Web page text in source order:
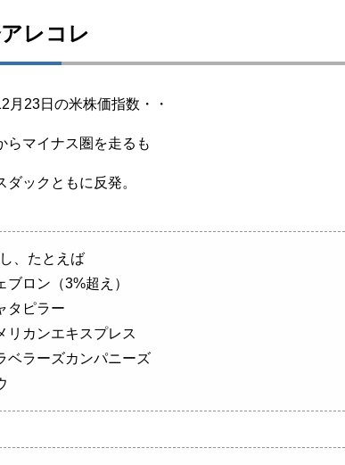
レコレ
月23日の米株価指数・・
らマイナス圏を走るも
ダックともに反発。
し、たとえば
ロン（3%超え）
ピラー
カンエキスプレス
ラーズカンパニーズ